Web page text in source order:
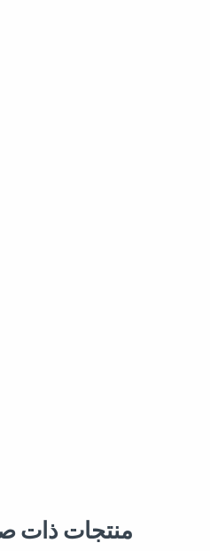
منتجات ذات